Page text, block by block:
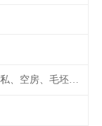
豪华装修、全办公家私、空房、毛坯、任选